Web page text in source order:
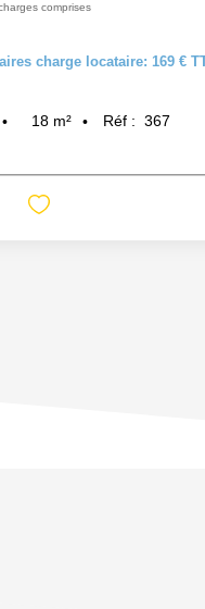
comprises
charge locataire: 169 €
18 m² Réf : 367